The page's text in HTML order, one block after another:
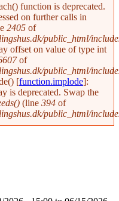
function is deprecated.
on further calls in
2405 of
public_html/
offset on value of type int
of
public_html/
[function.implode]:
is deprecated. Swap the
(line 394 of
public_html/